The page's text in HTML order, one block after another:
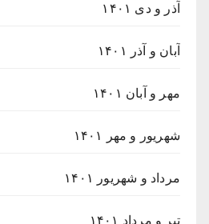
آذر و دی ۱۴۰۱
آبان و آذر ۱۴۰۱
مهر و آبان ۱۴۰۱
شهریور و مهر ۱۴۰۱
مرداد و شهریور ۱۴۰۱
تیر و مرداد ۱۴۰۱